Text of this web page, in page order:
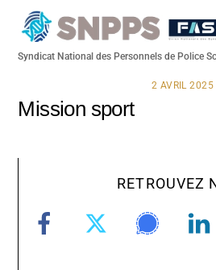
Syndicat National des Personnels de Police
2 AVRIL 2025
Mission sport
RETROUVEZ